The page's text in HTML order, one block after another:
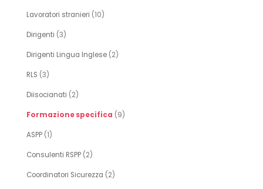
Lavoratori stranieri (10)
Dirigenti (3)
Dirigenti Lingua Inglese (2)
RLS (3)
Diisocianati (2)
Formazione specifica (9)
ASPP (1)
Consulenti RSPP (2)
Coordinatori Sicurezza (2)